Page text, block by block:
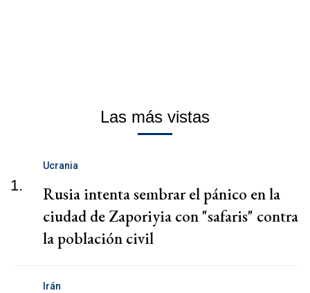
Las más vistas
1.
Ucrania
Rusia intenta sembrar el pánico en la
ciudad de Zaporiyia con "safaris" contra
la población civil
Irán